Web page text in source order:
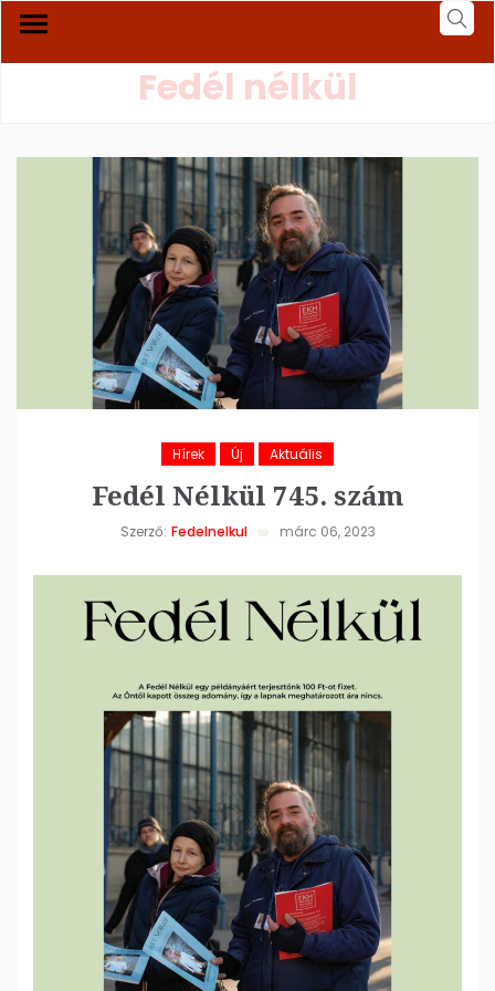
Fedél nélkül
Hírek Új Aktuális
Fedél Nélkül 745. szám
Szerző: Fedelnelkul márc 06, 2023